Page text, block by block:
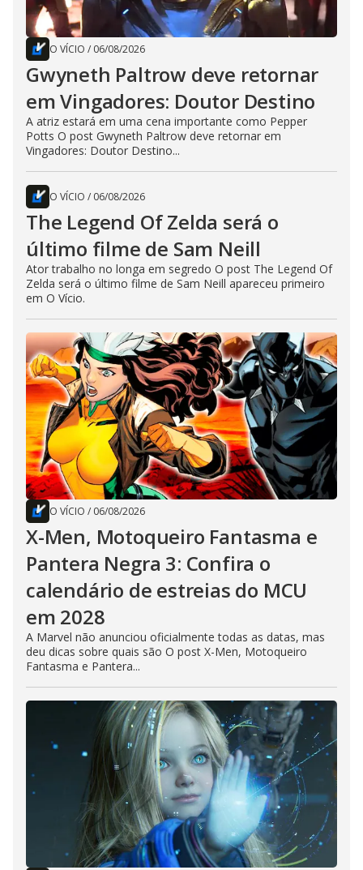
O VÍCIO / 06/08/2026
Gwyneth Paltrow deve retornar
em Vingadores: Doutor Destino
A atriz estará em uma cena importante como Pepper
Potts O post Gwyneth Paltrow deve retornar em
Vingadores: Doutor Destino...
O VÍCIO / 06/08/2026
The Legend Of Zelda será o
último filme de Sam Neill
Ator trabalho no longa em segredo O post The Legend Of
Zelda será o último filme de Sam Neill apareceu primeiro
em O Vício.
O VÍCIO / 06/08/2026
X-Men, Motoqueiro Fantasma e
Pantera Negra 3: Confira o
calendário de estreias do MCU
em 2028
A Marvel não anunciou oficialmente todas as datas, mas
deu dicas sobre quais são O post X-Men, Motoqueiro
Fantasma e Pantera...